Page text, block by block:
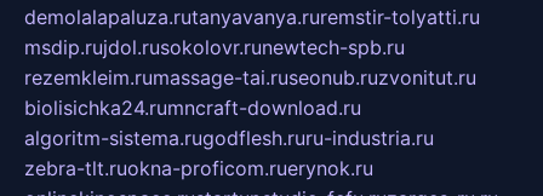
demolalapaluza.rutanyavanya.ruremstir-tolyatti.ru
msdip.rujdol.rusokolovr.runewtech-spb.ru
rezemkleim.rumassage-tai.ruseonub.ruzvonitut.ru
biolisichka24.rumncraft-download.ru
algoritm-sistema.rugodflesh.ruru-industria.ru
zebra-tlt.ruokna-proficom.ruerynok.ru